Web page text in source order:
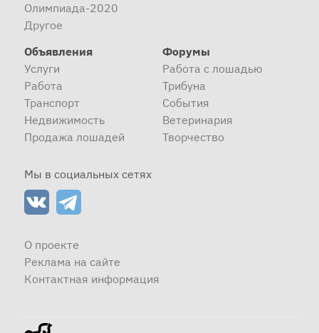
Олимпиада-2020
Другое
Объявления
Услуги
Работа
Транспорт
Недвижимость
Продажа лошадей
Форумы
Работа с лошадью
Трибуна
События
Ветеринария
Творчество
Мы в социальных сетях
О проекте
Реклама на сайте
Контактная информация